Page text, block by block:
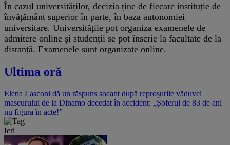
În cazul universităților, decizia ține de fiecare instituție de
învățământ superior în parte, în baza autonomiei
universitare. Universitățile pot organiza examenele de
admitere online și studenții se pot înscrie la facultate de la
distanță. Examenele sunt organizate online.
Ultima oră
Elena Lasconi dă un răspuns șocant după reproșurile văduvei
maseurului de la Dinamo decedat în accident: „Șoferul de 83 de ani
nu figura în acte!”
Ieri